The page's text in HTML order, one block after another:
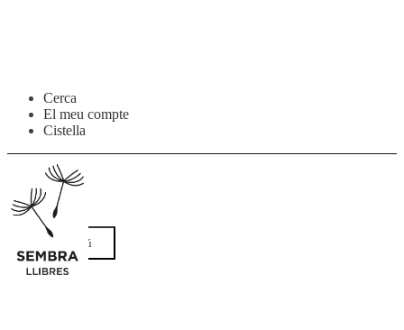
Salta
navegació
contingut
Cerca
El meu compte
Cistella
Menú